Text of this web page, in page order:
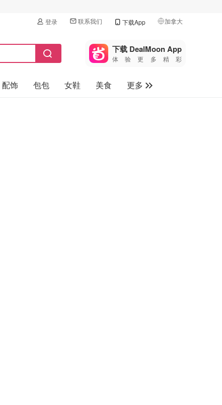
登录 联系我们 下载App 加拿大
🇺🇸
美国
🇨🇳中国
🇨🇦加拿大
下载 DealMoon App
体验更多精彩
配饰 包包 女鞋 美食
更多